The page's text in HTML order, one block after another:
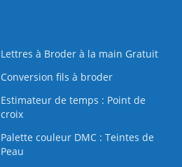
Lettres à Broder à la main Gratuit
Conversion fils à broder
Estimateur de temps : Point de
croix
Palette couleur DMC : Teintes de
Peau